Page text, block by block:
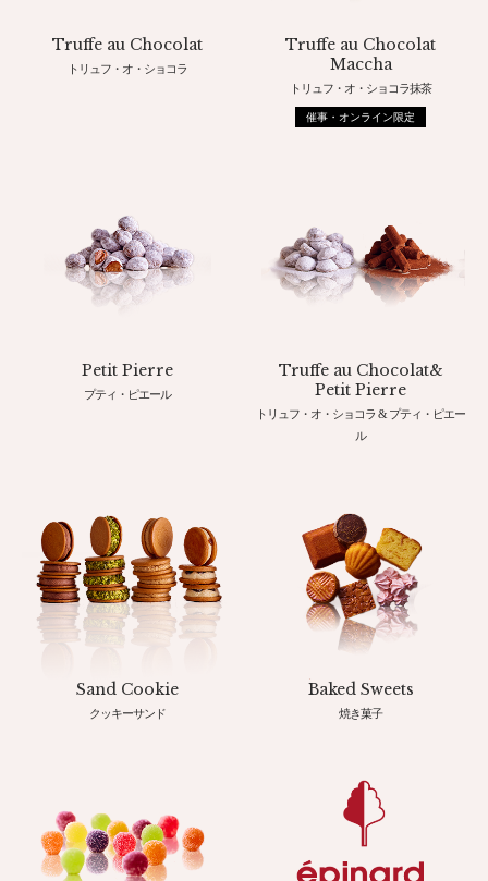
Truffe au Chocolat
トリュフ・オ・ショコラ
Truffe au Chocolat
Maccha
トリュフ・オ・ショコラ抹茶
催事・オンライン限定
Petit Pierre
プティ・ピエール
Truffe au Chocolat&
Petit Pierre
トリュフ・オ・ショコラ & プティ・ピエー
ル
Sand Cookie
クッキーサンド
Baked Sweets
焼き菓子